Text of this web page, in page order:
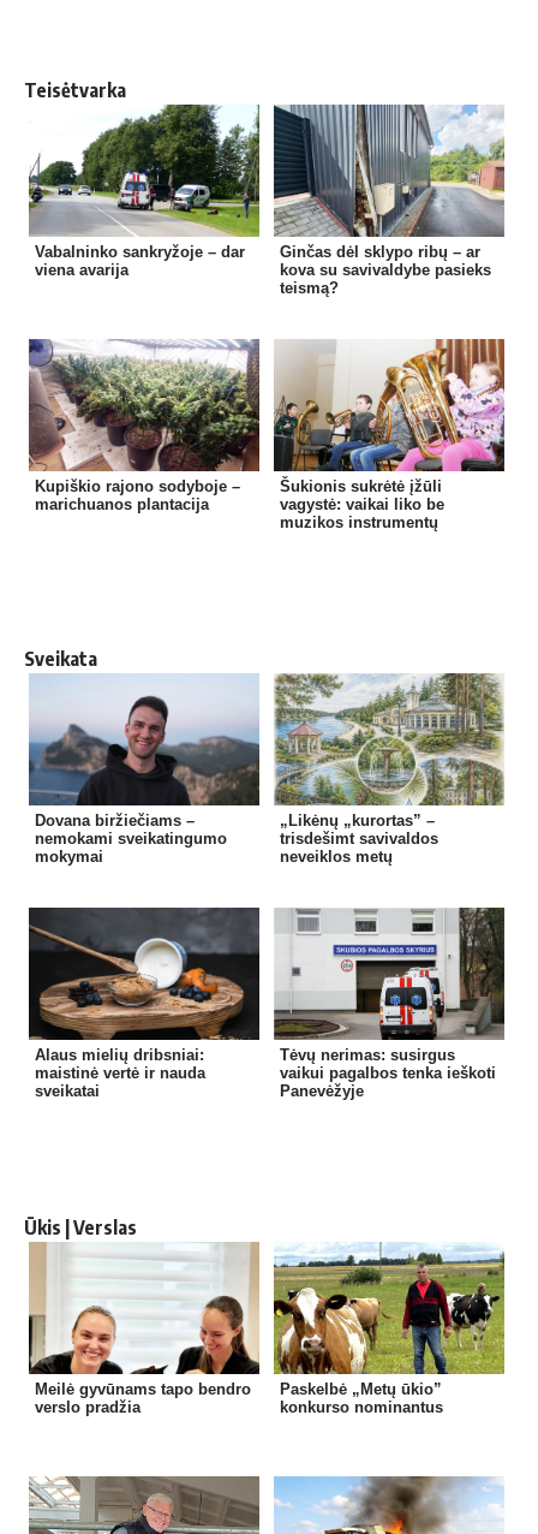
Teisėtvarka
Vabalninko sankryžoje – dar
viena avarija
Ginčas dėl sklypo ribų – ar
kova su savivaldybe pasieks
teismą?
Kupiškio rajono sodyboje –
marichuanos plantacija
Šukionis sukrėtė įžūli
vagystė: vaikai liko be
muzikos instrumentų
Sveikata
Dovana biržiečiams –
nemokami sveikatingumo
mokymai
„Likėnų „kurortas” –
trisdešimt savivaldos
neveiklos metų
Alaus mielių dribsniai:
maistinė vertė ir nauda
sveikatai
Tėvų nerimas: susirgus
vaikui pagalbos tenka ieškoti
Panevėžyje
Ūkis | Verslas
Meilė gyvūnams tapo bendro
verslo pradžia
Paskelbė „Metų ūkio”
konkurso nominantus